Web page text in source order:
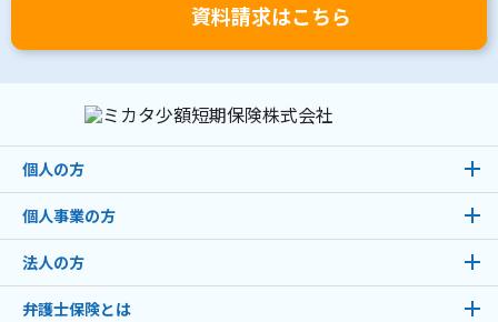
資料請求はこちら
個人の方
個人事業の方
法人の方
弁護士保険とは